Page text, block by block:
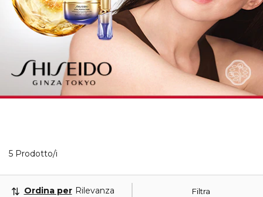
5 Prodotto/i
Filtra
Ordina per Rilevanza